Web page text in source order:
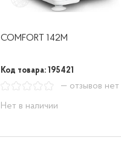
COMFORT 142M
Код товара: 195421
— отзывов нет
Нет в наличии